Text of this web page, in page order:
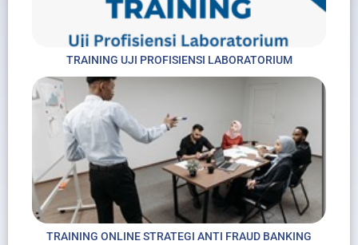
TRAINING UJI PROFISIENSI LABORATORIUM
TRAINING ONLINE STRATEGI ANTI FRAUD BANKING